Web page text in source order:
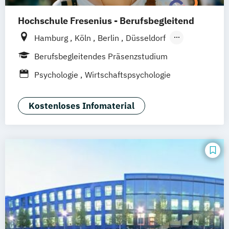
Hochschule Fresenius - Berufsbegleitend
Hamburg Köln Berlin
Düsseldorf
Frankfurt
Idstein München
Wiesbaden
Hannover Dortmund Erfurt Stuttgart
Braunschweig
Berufsbegleitendes Präsenzstudium
Psychologie
Wirtschaftspsychologie
Kostenloses Infomaterial